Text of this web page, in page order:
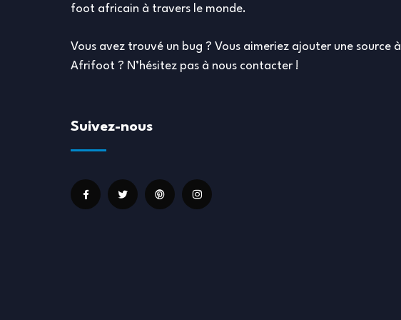
foot africain à travers le monde.
Vous avez trouvé un bug ? Vous aimeriez ajouter une source à
Afrifoot ? N’hésitez pas à nous contacter !
Suivez-nous